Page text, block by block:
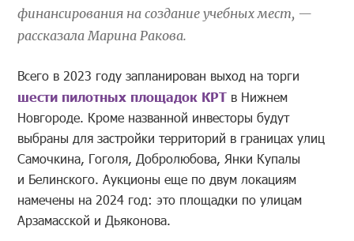
финансирования на создание учебных мест, —
рассказала Марина Ракова.
Всего в 2023 году запланирован выход на торги
шести пилотных площадок КРТ в Нижнем
Новгороде. Кроме названной инвесторы будут
выбраны для застройки территорий в границах улиц
Самочкина, Гоголя, Добролюбова, Янки Купалы
и Белинского. Аукционы еще по двум локациям
намечены на 2024 год: это площадки по улицам
Арзамасской и Дьяконова.